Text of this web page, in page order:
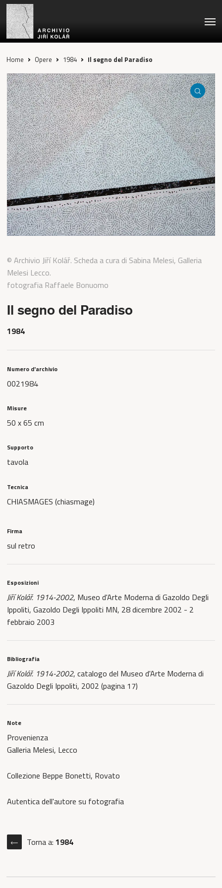
Skip
to
main
content
Home › Opere › 1984 › Il segno del Paradiso
© Archivio Jiří Kolář. Scheda a cura di Sabina Melesi, Galleria
Melesi Lecco.
fotografia Raffaele Bonuomo
Il segno del Paradiso
1984
Numero d'archivio
0021984
Misure
50 x 65 cm
Supporto
tavola
Tecnica
CHIASMAGES (chiasmage)
Firma
sul retro
Esposizioni
Jiří Kolář. 1914-2002, Museo d'Arte Moderna di Gazoldo Degli
Ippoliti, Gazoldo Degli Ippoliti MN, 28 dicembre 2002 - 2
febbraio 2003
Bibliografia
Jiří Kolář. 1914-2002, catalogo del Museo d'Arte Moderna di
Gazoldo Degli Ippoliti, 2002 (pagina 17)
Note
Provenienza
Galleria Melesi, Lecco
Collezione Beppe Bonetti, Rovato
Autentica dell'autore su fotografia
Torna a: 1984